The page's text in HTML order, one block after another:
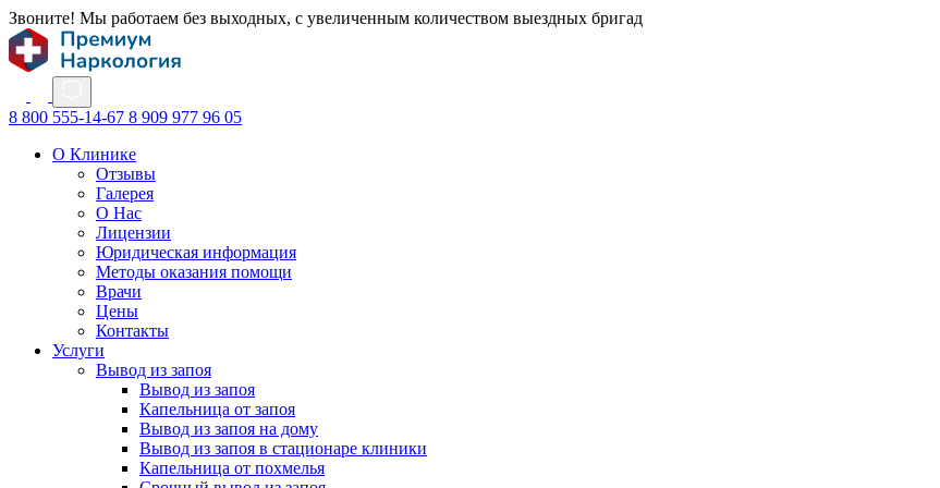
Звоните! Мы работаем без выходных, с увеличенным количеством выездных бригад
8 800 555-14-67 8 909 977 96 05
О Клинике
Отзывы
Галерея
О Нас
Лицензии
Юридическая информация
Методы оказания помощи
Врачи
Цены
Контакты
Услуги
Вывод из запоя
Вывод из запоя
Капельница от запоя
Вывод из запоя на дому
Вывод из запоя в стационаре клиники
Капельница от похмелья